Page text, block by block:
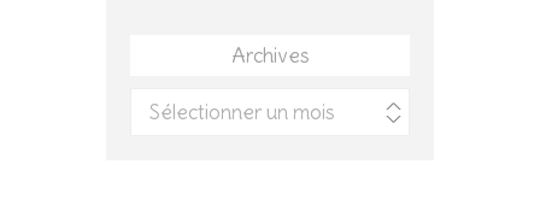
Archives
Archives